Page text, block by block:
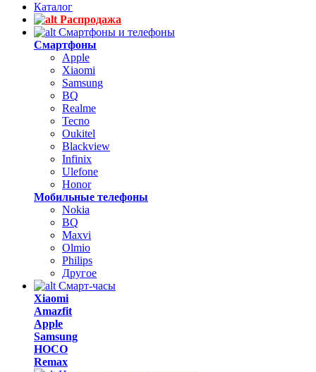
Каталог
Распродажа
Смартфоны и телефоны
Смартфоны
Apple
Xiaomi
Samsung
BQ
Realme
Tecno
Oukitel
Blackview
Infinix
Ulefone
Honor
Мобильные телефоны
Nokia
BQ
Maxvi
Olmio
Philips
Другое
Смарт-часы
Xiaomi
Amazfit
Apple
Samsung
HOCO
Remax